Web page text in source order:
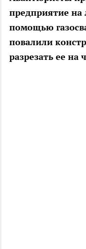
предприятие на
помощью
повалили
разрезать ее на